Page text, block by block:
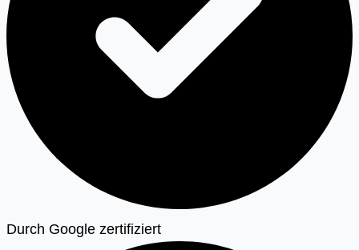
Durch Google zertifiziert